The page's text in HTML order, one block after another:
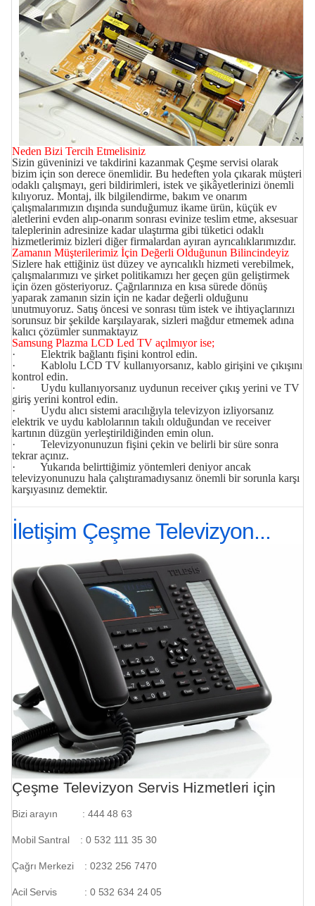
Neden Bizi Tercih Etmelisiniz
Sizin güveninizi ve takdirini kazanmak Çeşme servisi olarak
bizim için son derece önemlidir. Bu hedeften yola çıkarak müşteri
odaklı çalışmayı, geri bildirimleri, istek ve şikâyetlerinizi önemli
kılıyoruz. Montaj, ilk bilgilendirme, bakım ve onarım
çalışmalarımızın dışında sunduğumuz ikame ürün, küçük ev
aletlerini evden alıp-onarım sonrası evinize teslim etme, aksesuar
taleplerinin adresinize kadar ulaştırma gibi tüketici odaklı
hizmetlerimiz bizleri diğer firmalardan ayıran ayrıcalıklarımızdır.
Zamanın Müşterilerimiz İçin Değerli Olduğunun Bilincindeyiz
Sizlere hak ettiğiniz üst düzey ve ayrıcalıklı hizmeti verebilmek,
çalışmalarımızı ve şirket politikamızı her geçen gün geliştirmek
için özen gösteriyoruz. Çağrılarınıza en kısa sürede dönüş
yaparak zamanın sizin için ne kadar değerli olduğunu
unutmuyoruz. Satış öncesi ve sonrası tüm istek ve ihtiyaçlarınızı
sorunsuz bir şekilde karşılayarak, sizleri mağdur etmemek adına
kalıcı çözümler sunmaktayız
Samsung Plazma LCD Led TV açılmıyor ise;
· Elektrik bağlantı fişini kontrol edin.
· Kablolu LCD TV kullanıyorsanız, kablo girişini ve çıkışını
kontrol edin.
· Uydu kullanıyorsanız uydunun receiver çıkış yerini ve TV
giriş yerini kontrol edin.
· Uydu alıcı sistemi aracılığıyla televizyon izliyorsanız
elektrik ve uydu kablolarının takılı olduğundan ve receiver
kartının düzgün yerleştirildiğinden emin olun.
· Televizyonunuzun fişini çekin ve belirli bir süre sonra
tekrar açınız.
· Yukarıda belirttiğimiz yöntemleri deniyor ancak
televizyonunuzu hala çalıştıramadıysanız önemli bir sorunla karşı
karşıyasınız demektir.
İletişim Çeşme Televizyon...
Çeşme Televizyon Servis Hizmetleri için
Bizi arayın : 444 48 63
Mobil Santral : 0 532 111 35 30
Çağrı Merkezi : 0232 256 7470
Acil Servis : 0 532 634 24 05